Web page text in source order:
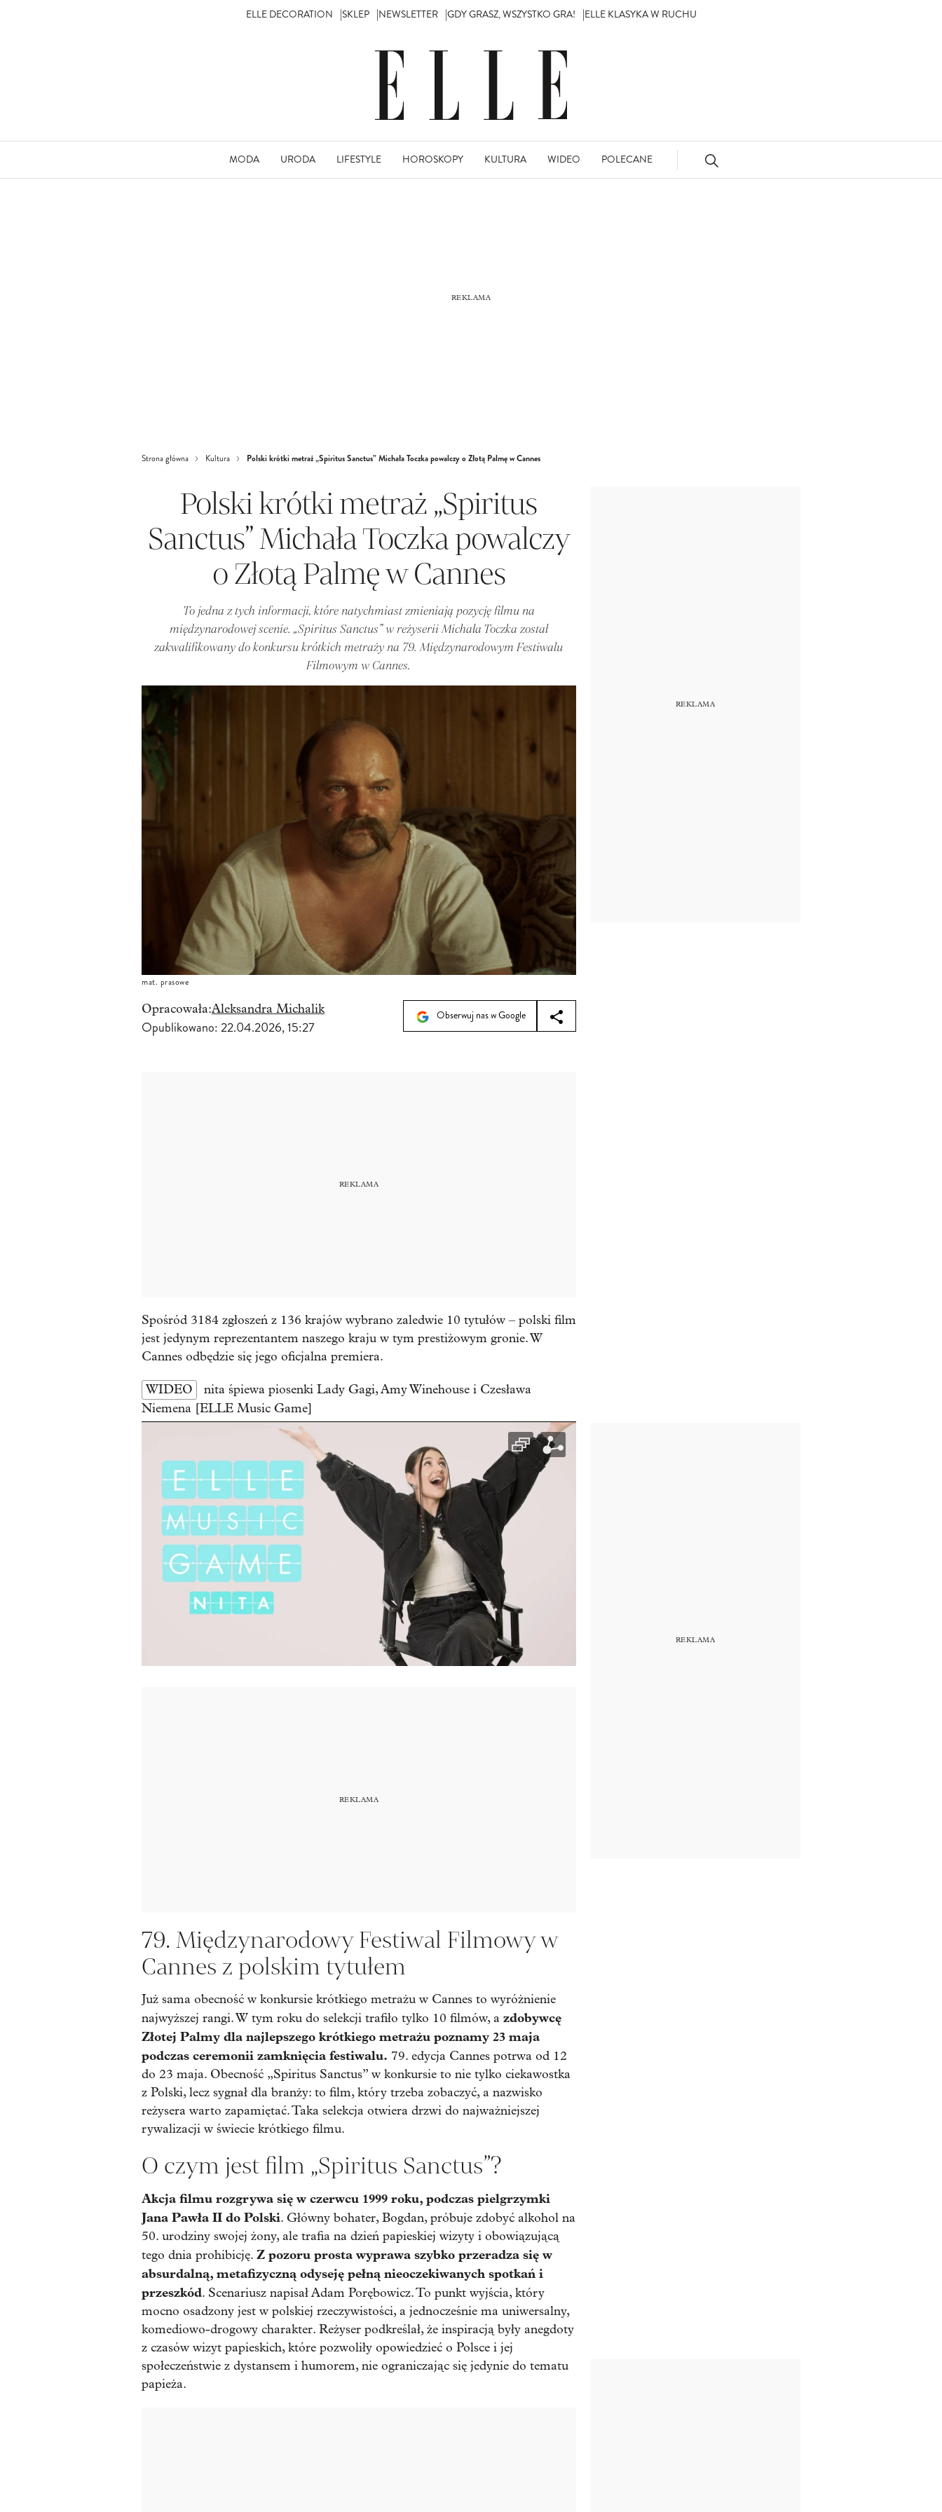
ELLE DECORATION SKLEP NEWSLETTER GDY GRASZ, WSZYSTKO GRA! ELLE KLASYKA W RUCHU
MODA URODA LIFESTYLE HOROSKOPY KULTURA WIDEO POLECANE
Strona główna Kultura Polski krótki metraż „Spiritus Sanctus” Michała Toczka powalczy o Złotą Palmę w Cannes
Polski krótki metraż „Spiritus
Sanctus” Michała Toczka powalczy
o Złotą Palmę w Cannes
To jedna z tych informacji, które natychmiast zmieniają pozycję filmu na
międzynarodowej scenie. „Spiritus Sanctus” w reżyserii Michała Toczka został
zakwalifikowany do konkursu krótkich metraży na 79. Międzynarodowym Festiwalu
Filmowym w Cannes.
mat. prasowe
Opracowała:Aleksandra Michalik
Opublikowano:22.04.2026, 15:27
Obserwuj nas w Google
Spośród 3184 zgłoszeń z 136 krajów wybrano zaledwie 10 tytułów – polski film
jest jedynym reprezentantem naszego kraju w tym prestiżowym gronie. W
Cannes odbędzie się jego oficjalna premiera.
WIDEO
nita śpiewa piosenki Lady Gagi, Amy Winehouse i Czesława
Niemena [ELLE Music Game]
79. Międzynarodowy Festiwal Filmowy w
Cannes z polskim tytułem
Już sama obecność w konkursie krótkiego metrażu w Cannes to wyróżnienie
najwyższej rangi. W tym roku do selekcji trafiło tylko 10 filmów, a zdobywcę
Złotej Palmy dla najlepszego krótkiego metrażu poznamy 23 maja
podczas ceremonii zamknięcia festiwalu. 79. edycja Cannes potrwa od 12
do 23 maja. Obecność „Spiritus Sanctus” w konkursie to nie tylko ciekawostka
z Polski, lecz sygnał dla branży: to film, który trzeba zobaczyć, a nazwisko
reżysera warto zapamiętać. Taka selekcja otwiera drzwi do najważniejszej
rywalizacji w świecie krótkiego filmu.
O czym jest film „Spiritus Sanctus”?
Akcja filmu rozgrywa się w czerwcu 1999 roku, podczas pielgrzymki
Jana Pawła II do Polski. Główny bohater, Bogdan, próbuje zdobyć alkohol na
50. urodziny swojej żony, ale trafia na dzień papieskiej wizyty i obowiązującą
tego dnia prohibicję. Z pozoru prosta wyprawa szybko przeradza się w
absurdalną, metafizyczną odyseję pełną nieoczekiwanych spotkań i
przeszkód. Scenariusz napisał Adam Porębowicz. To punkt wyjścia, który
mocno osadzony jest w polskiej rzeczywistości, a jednocześnie ma uniwersalny,
komediowo-drogowy charakter. Reżyser podkreślał, że inspiracją były anegdoty
z czasów wizyt papieskich, które pozwoliły opowiedzieć o Polsce i jej
społeczeństwie z dystansem i humorem, nie ograniczając się jedynie do tematu
papieża.